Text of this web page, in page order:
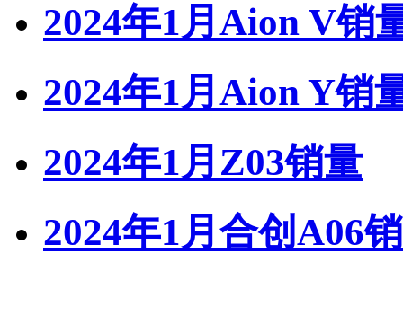
2024年1月Aion V销
2024年1月Aion Y销
2024年1月Z03销量
2024年1月合创A06